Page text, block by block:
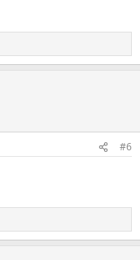
#6